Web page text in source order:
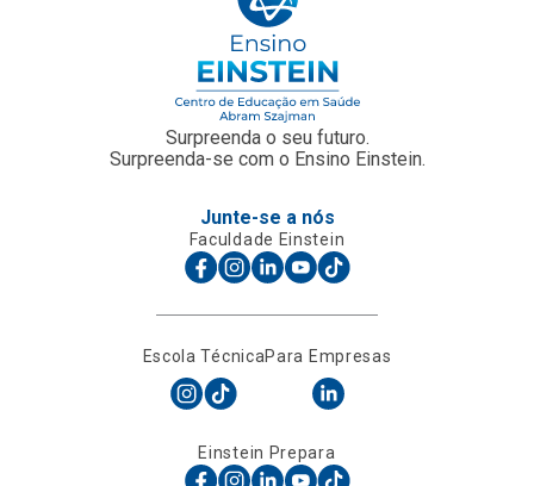
Surpreenda o seu futuro.
Surpreenda-se com o Ensino Einstein.
Junte-se a nós
Faculdade Einstein
Escola TécnicaPara Empresas
Einstein Prepara